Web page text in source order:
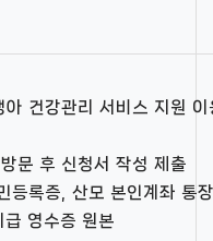
건강관리 서비스 지원
문 후 신청서 작성 제출
등록증, 산모 본인계좌 통
급 영수증 원본